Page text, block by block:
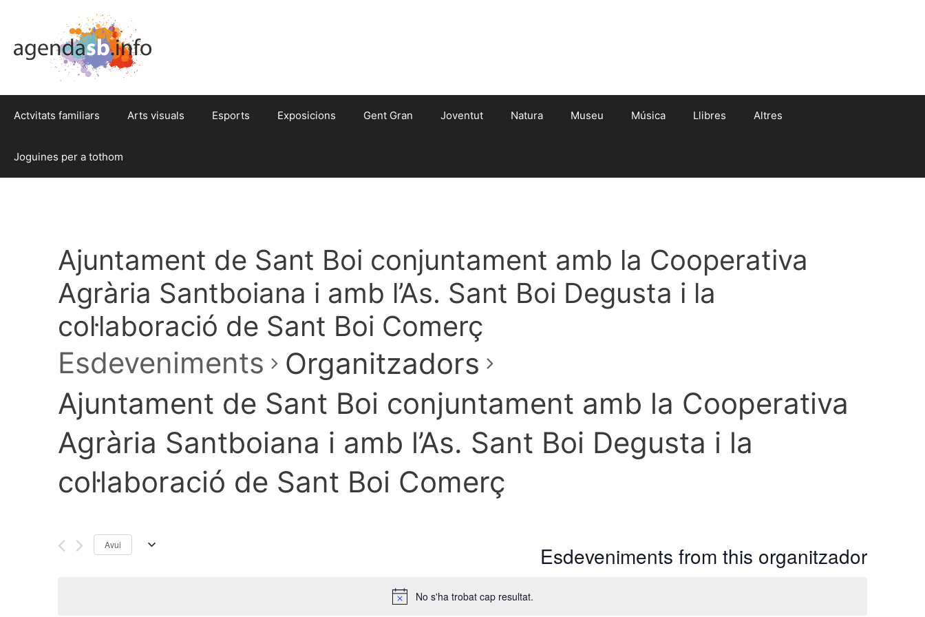
Actvitats familiars Arts visuals Esports Exposicions Gent Gran Joventut Natura Museu Música Llibres Altres
Joguines per a tothom
No s'ha trobat cap resultat.
Ajuntament de Sant Boi conjuntament amb la Cooperativa
Agrària Santboiana i amb l’As. Sant Boi Degusta i la
col·laboració de Sant Boi Comerç
Esdeveniments
Organitzadors
Ajuntament de Sant Boi conjuntament amb la Cooperativa
Agrària Santboiana i amb l’As. Sant Boi Degusta i la
col·laboració de Sant Boi Comerç
Esdeveniments from this organitzador
Avui